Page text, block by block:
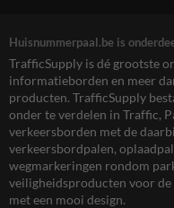
Huisnummerpaal.be is
TrafficSupply is dé grootste
informatieborden en meer
producten. TrafficSupply
onder te verdelen in Traffic,
verkeersborden met de
verkeersbordpalen,
wegmarkeringen rondom
veiligheidsproducten voor
met een mooi design.